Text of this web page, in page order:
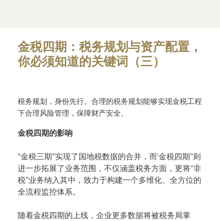
税务规划，身份先行。合理的税务规划能够实现金税工程
下合理风险管理，保障财产安全。
金税四期的影响
“金税三期”实现了国地税数据的合并，而‘金税四期”则
进一步拓展了业务范围，不仅涵盖税务方面，更将“非
税”业务纳入其中，致力于构建一个多维化、全方位的
全流程监控体系。
随着金税四期的上线，企业更多数据将被税务局掌
金税四期：税务规划与资产配置，
你必须知道的关键词（三）